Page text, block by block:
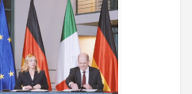
мільярда євро